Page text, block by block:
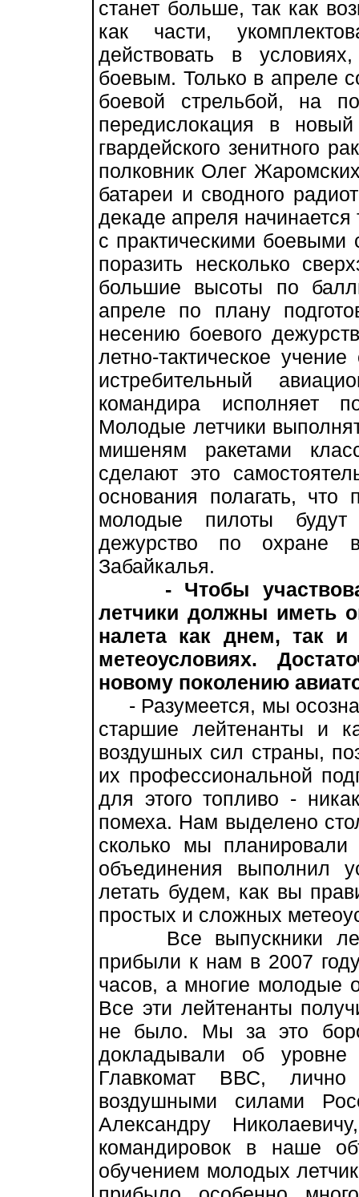
станет больше, так как
как части,
действовать в
боевым. Только в апреле
боевой стрельбой, на
передислокация в
гвардейского зенитного
полковник Олег
батареи и сводного
декаде апреля
с практическими боевыми
поразить несколько
большие высоты по
апреле по плану
несению боевого
летно-тактическое
истребительный
командира исполняет
Молодые летчики
мишеням ракетами
сделают это
основания полагать, что
молодые пилоты
дежурство по охране
Забайкалья.
- Чтобы
летчики должны иметь
налета как днем, так
метеоусловиях.
новому поколению
- Разумеется, мы
старшие лейтенанты и
воздушных сил страны,
их профессиональной
для этого топливо -
помеха. Нам выделено
сколько мы
объединения выполнил
летать будем, как вы
простых и сложных
Все выпускники
прибыли к нам в 2007
часов, а многие
Все эти лейтенанты
не было. Мы за это
докладывали об уровне
Главкомат ВВС, лично
воздушными силами
Александру
командировок в наше
обучением молодых